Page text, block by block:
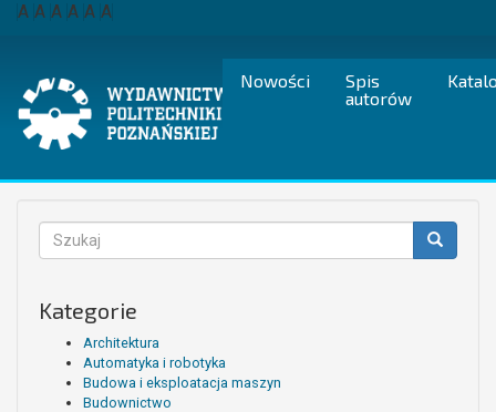
Przejdź
A A A A A A
Nowości
Spis
autorów
Formularz
wyszukiwania
Kategorie
Architektura
Automatyka i robotyka
Budowa i eksploatacja maszyn
Budownictwo